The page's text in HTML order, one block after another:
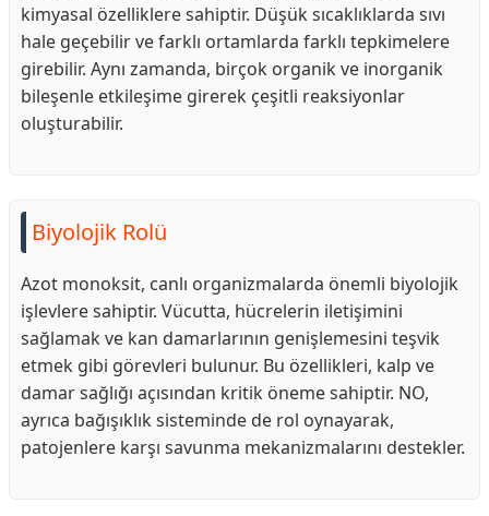
kimyasal özelliklere sahiptir. Düşük sıcaklıklarda sıvı
hale geçebilir ve farklı ortamlarda farklı tepkimelere
girebilir. Aynı zamanda, birçok organik ve inorganik
bileşenle etkileşime girerek çeşitli reaksiyonlar
oluşturabilir.
Biyolojik Rolü
Azot monoksit, canlı organizmalarda önemli biyolojik
işlevlere sahiptir. Vücutta, hücrelerin iletişimini
sağlamak ve kan damarlarının genişlemesini teşvik
etmek gibi görevleri bulunur. Bu özellikleri, kalp ve
damar sağlığı açısından kritik öneme sahiptir. NO,
ayrıca bağışıklık sisteminde de rol oynayarak,
patojenlere karşı savunma mekanizmalarını destekler.